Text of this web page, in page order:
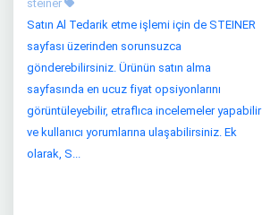
steiner
Satın Al Tedarik etme işlemi için de STEINER
sayfası üzerinden sorunsuzca
gönderebilirsiniz. Ürünün satın alma
sayfasında en ucuz fiyat opsiyonlarını
görüntüleyebilir, etraflıca incelemeler yapabilir
ve kullanıcı yorumlarına ulaşabilirsiniz. Ek
olarak, S...